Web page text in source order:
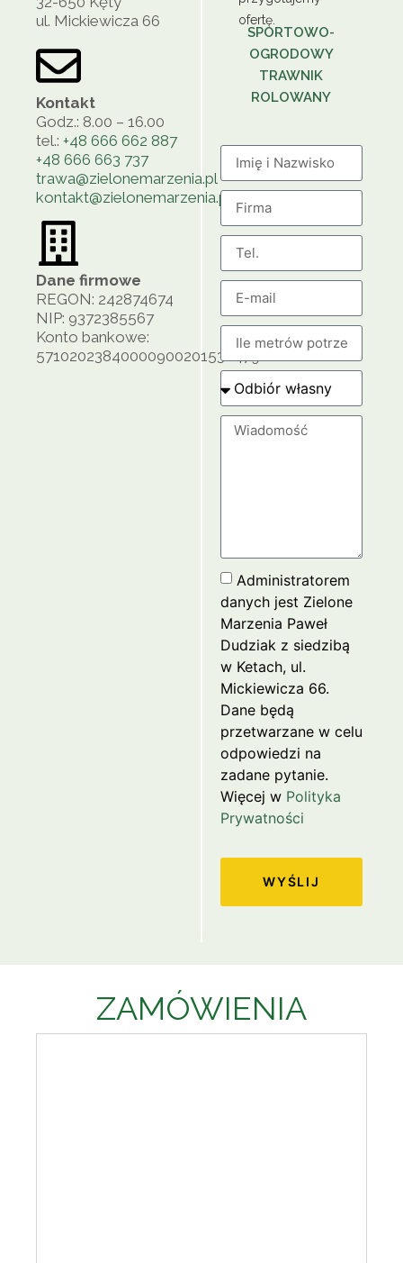
ul. Mickiewicza 66
Kontakt
Godz.: 8.00 – 16.00
tel.: +48 666 662 887
+48 666 663 737
trawa@zielonemarzenia.pl
kontakt@zielonemarzenia.pl
Dane firmowe
REGON: 242874674
NIP: 9372385567
Konto bankowe:
57102023840000900201538479
ofertę.
SPORTOWO-
OGRODOWY
TRAWNIK
ROLOWANY
Administratorem
danych jest Zielone
Marzenia Paweł
Dudziak z siedzibą
w Ketach, ul.
Mickiewicza 66.
Dane będą
przetwarzane w celu
odpowiedzi na
zadane pytanie.
Więcej w Polityka
Prywatności
WYŚLIJ
ZAMÓWIENIA